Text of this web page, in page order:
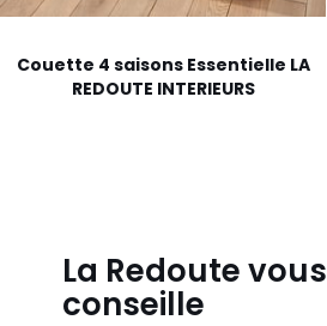
Couette 4 saisons Essentielle LA
REDOUTE INTERIEURS
La Redoute vous
conseille